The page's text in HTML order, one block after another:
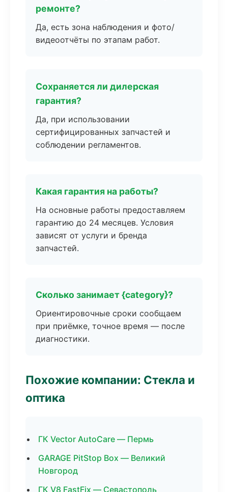
ремонте?
Да, есть зона наблюдения и фото/
видеоотчёты по этапам работ.
Сохраняется ли дилерская
гарантия?
Да, при использовании
сертифицированных запчастей и
соблюдении регламентов.
Какая гарантия на работы?
На основные работы предоставляем
гарантию до 24 месяцев. Условия
зависят от услуги и бренда
запчастей.
Сколько занимает {category}?
Ориентировочные сроки сообщаем
при приёмке, точное время — после
диагностики.
Похожие компании: Стекла и
оптика
ГК Vector AutoCare — Пермь
GARAGE PitStop Box — Великий
Новгород
ГК V8 FastFix — Севастополь